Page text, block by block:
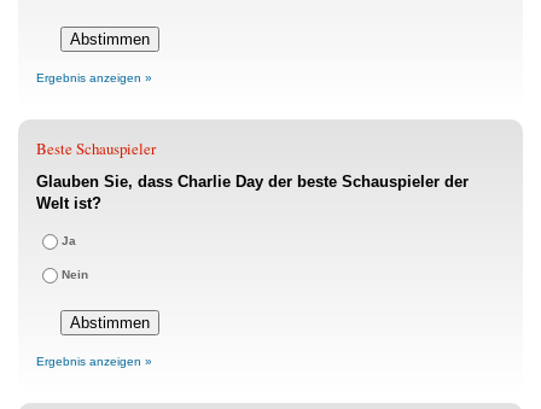
Ergebnis anzeigen »
Beste Schauspieler
Glauben Sie, dass Charlie Day der beste Schauspieler der
Welt ist?
Ja
Nein
Ergebnis anzeigen »